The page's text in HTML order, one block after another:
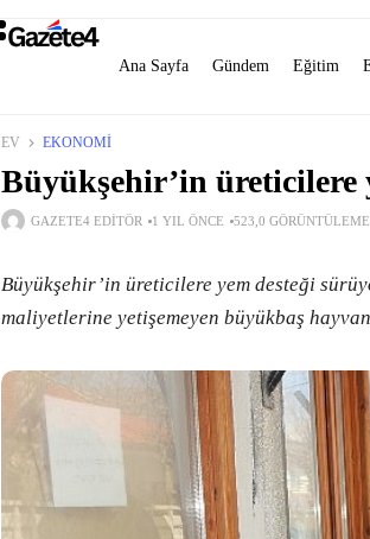
Ana Sayfa Gündem Eğitim
EV EKONOMI
Büyükşehir’in üreticilere
GAZETE4 EDITÖR 1 YIL ÖNCE 523,0 GÖRÜNTÜLEME
Büyükşehir’in üreticilere yem desteği
maliyetlerine yetişemeyen büyükbaş